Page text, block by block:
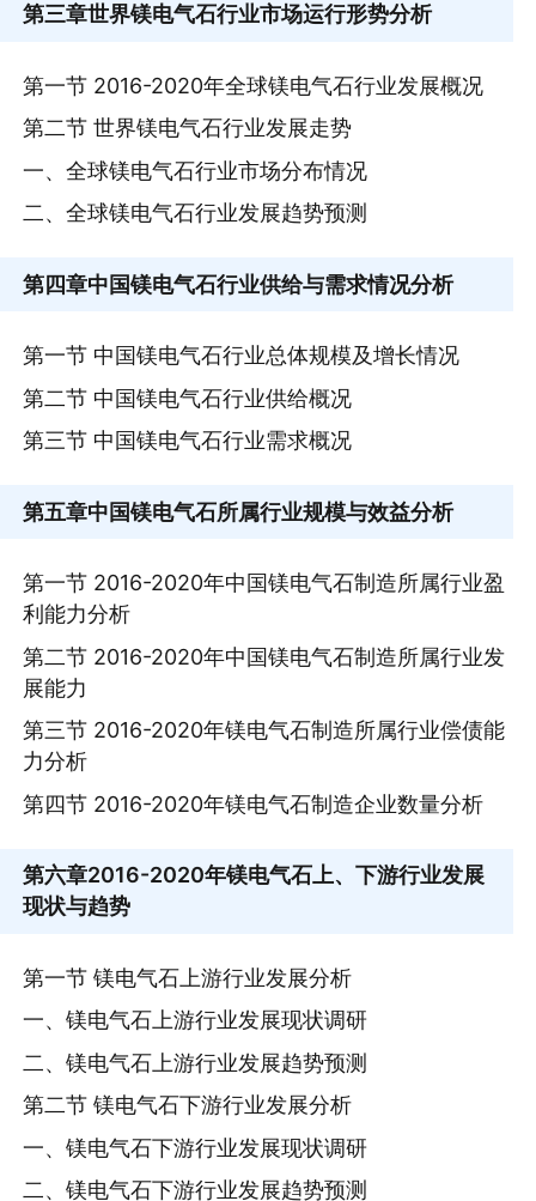
第三章世界镁电气石行业市场运行形势分析
第一节 2016-2020年全球镁电气石行业发展概况
第二节 世界镁电气石行业发展走势
一、全球镁电气石行业市场分布情况
二、全球镁电气石行业发展趋势预测
第四章中国镁电气石行业供给与需求情况分析
第一节 中国镁电气石行业总体规模及增长情况
第二节 中国镁电气石行业供给概况
第三节 中国镁电气石行业需求概况
第五章中国镁电气石所属行业规模与效益分析
第一节 2016-2020年中国镁电气石制造所属行业盈
利能力分析
第二节 2016-2020年中国镁电气石制造所属行业发
展能力
第三节 2016-2020年镁电气石制造所属行业偿债能
力分析
第四节 2016-2020年镁电气石制造企业数量分析
第六章2016-2020年镁电气石上、下游行业发展
现状与趋势
第一节 镁电气石上游行业发展分析
一、镁电气石上游行业发展现状调研
二、镁电气石上游行业发展趋势预测
第二节 镁电气石下游行业发展分析
一、镁电气石下游行业发展现状调研
二、镁电气石下游行业发展趋势预测